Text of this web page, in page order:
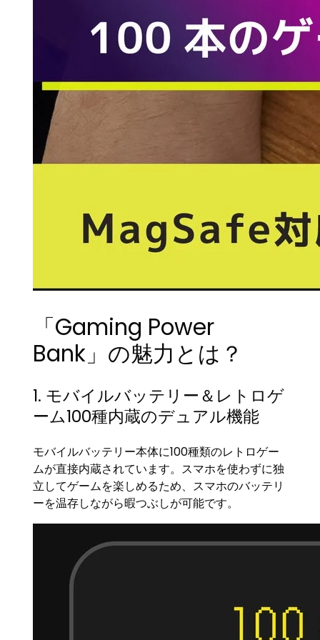
「Gaming Power
Bank」の魅力とは？
1. モバイルバッテリー＆レトロゲ
ーム100種内蔵のデュアル機能
モバイルバッテリー本体に100種類のレトロゲー
ムが直接内蔵されています。スマホを使わずに独
立してゲームを楽しめるため、スマホのバッテリ
ーを温存しながら暇つぶしが可能です。